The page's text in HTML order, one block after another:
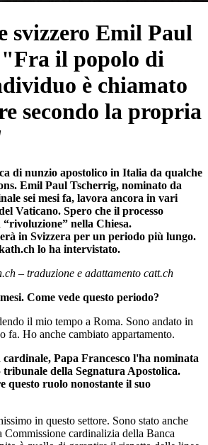
svizzero Emil Paul
il popolo di
è chiamato
secondo la propria
di nunzio apostolico in Italia da qualche
Emil Paul Tscherrig, nominato da
sei mesi fa, lavora ancora in vari
Vaticano. Spero che il processo
nella Chiesa.
in Svizzera per un periodo più lungo.
lo ha intervistato.
– traduzione e adattamento catt.ch
Come vede questo periodo?
il mio tempo a Roma. Sono andato in
fa. Ho anche cambiato appartamento.
Papa Francesco l'ha nominata
della Segnatura Apostolica.
questo ruolo nonostante il suo
in questo settore. Sono stato anche
Commissione cardinalizia della Banca